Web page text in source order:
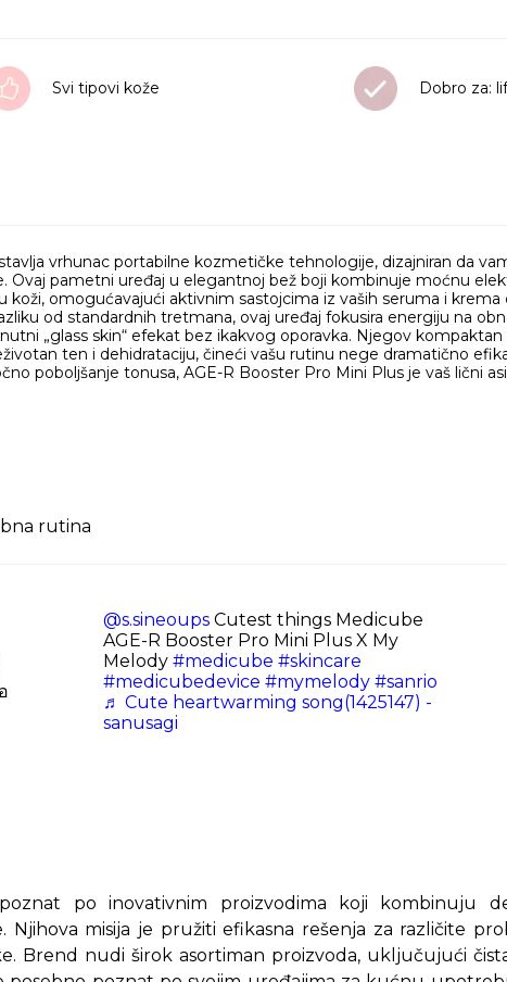
Svi tipovi kože Dobro za:
vrhunac portabilne kozmetičke tehnologije, dizajniran da
pametni uređaj u elegantnoj bež boji kombinuje moćnu
omogućavajući aktivnim sastojcima iz vaših seruma i krema
od standardnih tretmana, ovaj uređaj fokusira energiju na
„glass skin“ efekat bez ikakvog oporavka. Njegov kompaktan
ten i dehidrataciju, čineći vašu rutinu nege dramatično
poboljšanje tonusa, AGE-R Booster Pro Mini Plus je vaš lični
rutina
@s.sineoupsCutest things Medicube
AGE-R Booster Pro Mini Plus X My
Melody #medicube #skincare
#medicubedevice #mymelody #sanrio
♬ Cute heartwarming song(1425147) -
sanusagi
po inovativnim proizvodima koji kombinuju
misija je pružiti efikasna rešenja za različite
Brend nudi širok asortiman proizvoda, uključujući